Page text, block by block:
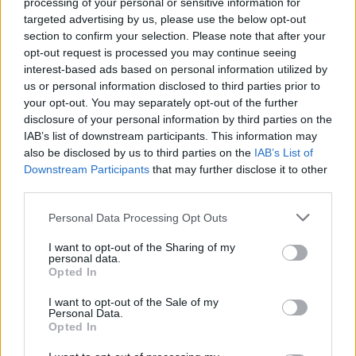
targeted advertising by us, please use the below opt-out
section to confirm your selection. Please note that after your
opt-out request is processed you may continue seeing
interest-based ads based on personal information utilized by
us or personal information disclosed to third parties prior to
your opt-out. You may separately opt-out of the further
disclosure of your personal information by third parties on the
IAB’s list of downstream participants. This information may
also be disclosed by us to third parties on the IAB’s List of
Downstream Participants that may further disclose it to other
Personal Data Processing Opt Outs
I want to opt-out of the Sharing of my
personal data.
Opted In
I want to opt-out of the Sale of my
Personal Data.
Opted In
seancën e së premtes të
paligjshme
Esim for Global | Esim for Europe